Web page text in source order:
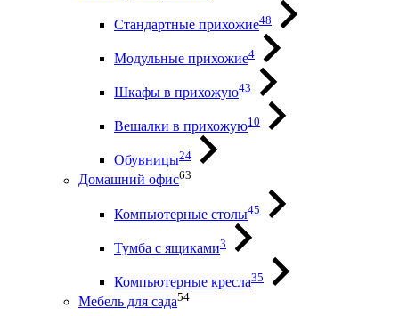
Стандартные прихожие48
Модульные прихожие4
Шкафы в прихожую43
Вешалки в прихожую10
Обувницы24
Домашний офис63
Компьютерные столы45
Тумба с ящиками3
Компьютерные кресла35
Мебель для сада54